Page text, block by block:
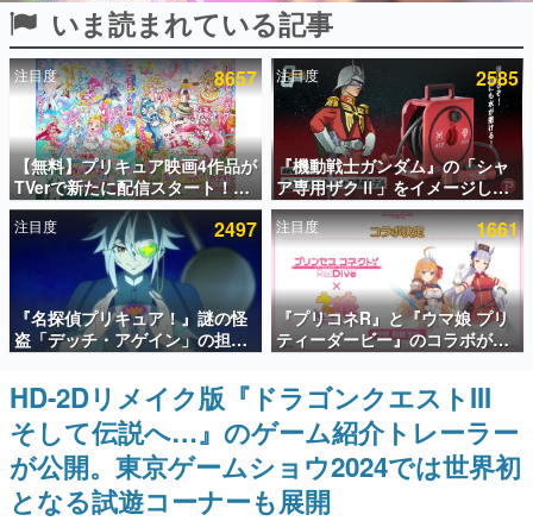
ピックアップ
電ファミのいま読まれている記事ランキング
アプリセール情報
インタビュー
連載・特集一覧
殿堂入り記事
SNS拡散数が数千以上！ ページビュー数万以上！ などな
ど。多くの人々に読まれた、電ファミ渾身の“殿堂入り”記
事をまとめました。
ゲームの企画書
名作ゲームクリエイターの方々に製作時のエピソードをお
聞きし、ヒットする企画（ゲーム）とは何か？を探ってい
きます。
赫本
この物語を解いてはいけない。『赫本』は、〈試験問題〉
いま読まれている記事
注目度 8657
【無料】プリキュア映画4作品が
TVerで新たに配信スタート！な
んと2018年～2024年の映画ほぼ
すべてが見放題に、ぶっちゃけ
ありえないラインナップ
注目度 2585
『機動戦士ガンダム』の「シャ
ア専用ザクⅡ」をイメージした
散水ホースリールが予約開始。
本体にはシャアのパーソナルマ
ークやジオン公国軍のエンブレ
ム、型式番号などを配置
注目度 2497
『名探偵プリキュア！』謎の怪
盗「デッチ・アゲイン」の担当
キャストは天﨑滉平さんと判
明。『Re:ゼロから始める異世
界生活』オットー役、『ヒプノ
シスマイク』山田三郎役など
注目度 1661
『プリコネR』と『ウマ娘 プリ
ティーダービー』のコラボが決
定！“最大170連無料”の8.5周年
キャンペーンなども発表
HD-2Dリメイク版『ドラゴンクエストIII
そして伝説へ…』のゲーム紹介トレーラー
が公開。東京ゲームショウ2024では世界初
となる試遊コーナーも展開